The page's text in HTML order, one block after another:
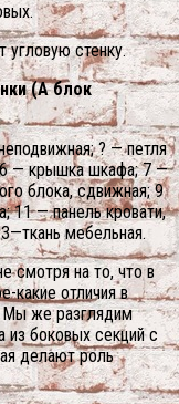
угловую стенку.
(А блок
? — петля
6 — крышка шкафа; 7 —
блока, сдвижная; 9
11 — панель кровати,
мебельная.
смотря на то, что в
какие отличия в
Мы же разглядим
из боковых секций с
делают роль